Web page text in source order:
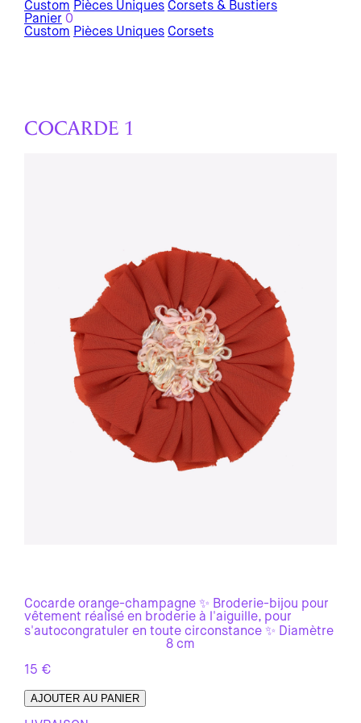
Custom Pièces Uniques Corsets & Bustiers
Panier 0
Custom Pièces Uniques Corsets
COCARDE 1
Cocarde orange-champagne ✨ Broderie-bijou pour
vêtement réalisé en broderie à l'aiguille, pour
s'autocongratuler en toute circonstance ✨ Diamètre
8 cm
15 €
AJOUTER AU PANIER